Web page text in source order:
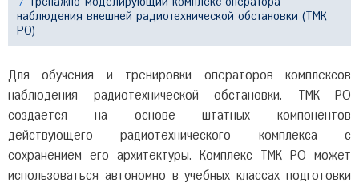
наблюдения внешней радиотехнической обстановки (ТМК
РО)
Для обучения и тренировки операторов комплексов
наблюдения радиотехнической обстановки. ТМК РО
создается на основе штатных компонентов
действующего радиотехнического комплекса с
сохранением его архитектуры. Комплекс ТМК РО может
использоваться автономно в учебных классах подготовки